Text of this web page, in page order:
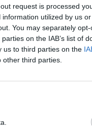
request is processed
utilized by us
You may separately
on the IAB’s list of
us to third parties on the
third parties.
Alexandru
nyomot,